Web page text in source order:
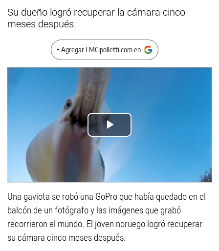
Su dueño logró recuperar la cámara cinco
meses después.
+ Agregar LMCipolletti.com en
Play
Una gaviota se robó una GoPro que había quedado en el
balcón de un fotógrafo y las imágenes que grabó
recorrieron el mundo. El joven noruego logró recuperar
su cámara cinco meses después.